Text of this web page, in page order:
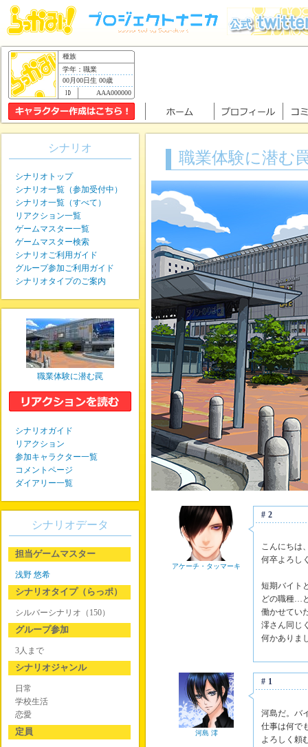
種族
学年：職業
00月00日生 00歳
AAA000000
職業体験に潜む
アケーチ・タッマーキ
#2
こんにちは
何卒よろし
短期バイト
どの職種…
働かせてい
澪さん同じ
何かありま
河島 澪
#1
河島だ。バ
仕事は何で
よろしく頼
シナリオ
シナリオトップ
シナリオ一覧（参加受付中）
シナリオ一覧（すべて）
リアクション一覧
ゲームマスター一覧
ゲームマスター検索
シナリオご利用ガイド
グループ参加ご利用ガイド
シナリオタイプのご案内
職業体験に潜む罠
シナリオガイド
リアクション
参加キャラクター一覧
コメントページ
ダイアリー一覧
シナリオデータ
担当ゲームマスター
浅野 悠希
シナリオタイプ（らっポ）
シルバーシナリオ（150）
グループ参加
3人まで
シナリオジャンル
日常
学校生活
恋愛
定員